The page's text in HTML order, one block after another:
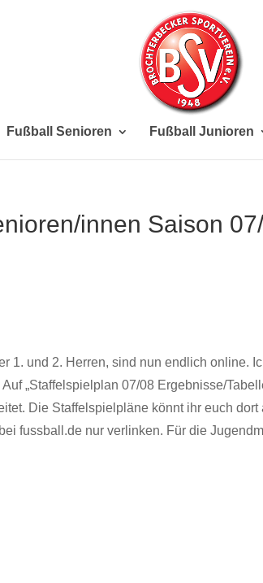
Fußball Senioren Fußball Junioren
innen Saison
1. und 2. Herren, sind nun endlich online.
„Staffelspielplan 07/08 Ergebnisse/
Die Staffelspielpläne könnt ihr euch dort
fussball.de nur verlinken. Für die